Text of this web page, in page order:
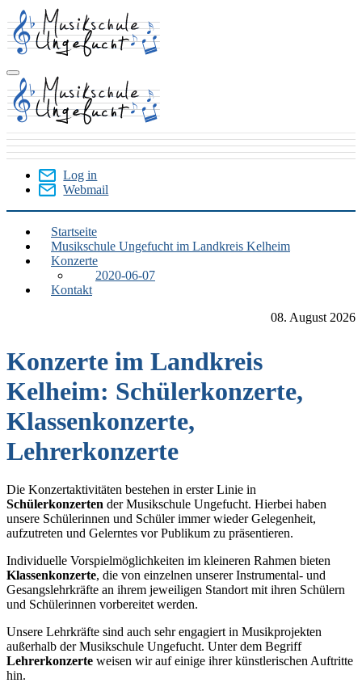
Skip
to
main
content
User
Menu
Log in
Webmail
Kelheim
(Landkreis)
Startseite
Musikschule Ungefucht im Landkreis Kelheim
Konzerte
2020-06-07
Kontakt
08. August 2026
Konzerte im Landkreis
Kelheim: Schülerkonzerte,
Klassenkonzerte,
Lehrerkonzerte
Die Konzertaktivitäten bestehen in erster Linie in
Schülerkonzerten der Musikschule Ungefucht. Hierbei haben
unsere Schülerinnen und Schüler immer wieder Gelegenheit,
aufzutreten und Gelerntes vor Publikum zu präsentieren.
Individuelle Vorspielmöglichkeiten im kleineren Rahmen bieten
Klassenkonzerte, die von einzelnen unserer Instrumental- und
Gesangslehrkräfte an ihrem jeweiligen Standort mit ihren Schülern
und Schülerinnen vorbereitet werden.
Unsere Lehrkräfte sind auch sehr engagiert in Musikprojekten
außerhalb der Musikschule Ungefucht. Unter dem Begriff
Lehrerkonzerte weisen wir auf einige ihrer künstlerischen Auftritte
hin.